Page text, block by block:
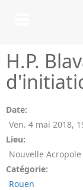
H.P.
Date:
Ven. 4 mai 2018,
Lieu:
Nouvelle
Catégorie:
Rouen